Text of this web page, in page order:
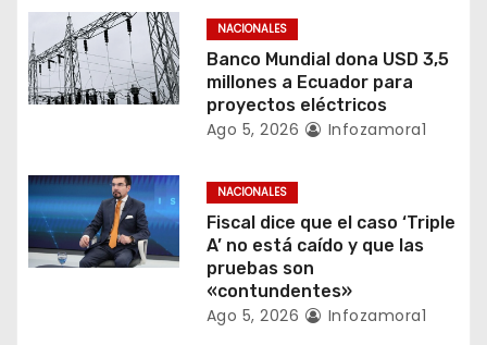
d
e
e
t
r
NACIONALES
Banco Mundial dona USD 3,5
millones a Ecuador para
proyectos eléctricos
Ago 5, 2026 Infozamora1
NACIONALES
Fiscal dice que el caso ‘Triple
A’ no está caído y que las
pruebas son
«contundentes»
Ago 5, 2026 Infozamora1